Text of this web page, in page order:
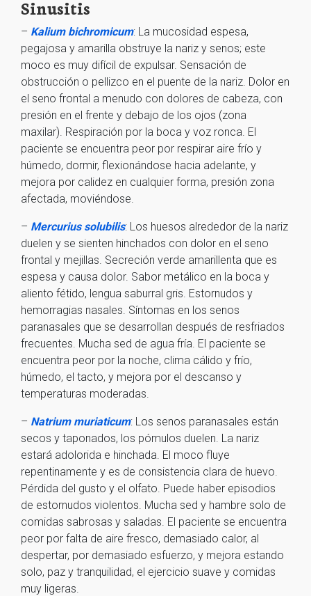
Sinusitis
– Kalium bichromicum: La mucosidad espesa,
pegajosa y amarilla obstruye la nariz y senos; este
moco es muy difícil de expulsar. Sensación de
obstrucción o pellizco en el puente de la nariz. Dolor en
el seno frontal a menudo con dolores de cabeza, con
presión en el frente y debajo de los ojos (zona
maxilar). Respiración por la boca y voz ronca. El
paciente se encuentra peor por respirar aire frío y
húmedo, dormir, flexionándose hacia adelante, y
mejora por calidez en cualquier forma, presión zona
afectada, moviéndose.
– Mercurius solubilis: Los huesos alrededor de la nariz
duelen y se sienten hinchados con dolor en el seno
frontal y mejillas. Secreción verde amarillenta que es
espesa y causa dolor. Sabor metálico en la boca y
aliento fétido, lengua saburral gris. Estornudos y
hemorragias nasales. Síntomas en los senos
paranasales que se desarrollan después de resfriados
frecuentes. Mucha sed de agua fría. El paciente se
encuentra peor por la noche, clima cálido y frío,
húmedo, el tacto, y mejora por el descanso y
temperaturas moderadas.
– Natrium muriaticum: Los senos paranasales están
secos y taponados, los pómulos duelen. La nariz
estará adolorida e hinchada. El moco fluye
repentinamente y es de consistencia clara de huevo.
Pérdida del gusto y el olfato. Puede haber episodios
de estornudos violentos. Mucha sed y hambre solo de
comidas sabrosas y saladas. El paciente se encuentra
peor por falta de aire fresco, demasiado calor, al
despertar, por demasiado esfuerzo, y mejora estando
solo, paz y tranquilidad, el ejercicio suave y comidas
muy ligeras.